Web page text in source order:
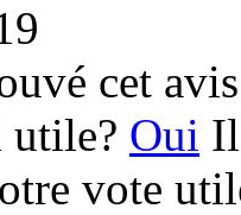
cet
utile? Oui
vote